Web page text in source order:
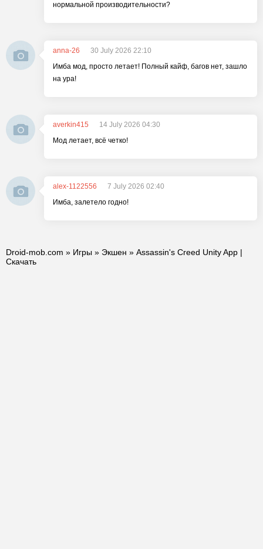
нормальной производительности?
anna-26
30 July 2026 22:10
Имба мод, просто летает! Полный кайф, багов нет, зашло
на ура!
averkin415
14 July 2026 04:30
Мод летает, всё четко!
alex-1122556
7 July 2026 02:40
Имба, залетело годно!
Droid-mob.com » Игры » Экшен » Assassin's Creed Unity App |
Скачать